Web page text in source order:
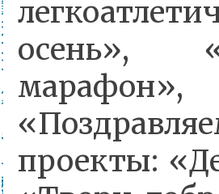
осень»,
марафон»,
проекты: